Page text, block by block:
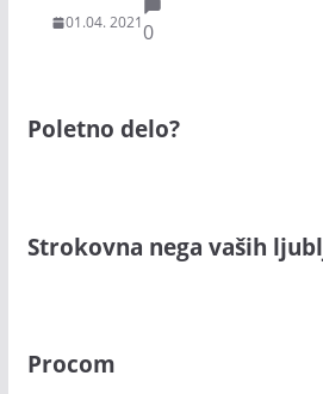
01.04. 20210
Poletno delo?
Strokovna nega vaših
Procom